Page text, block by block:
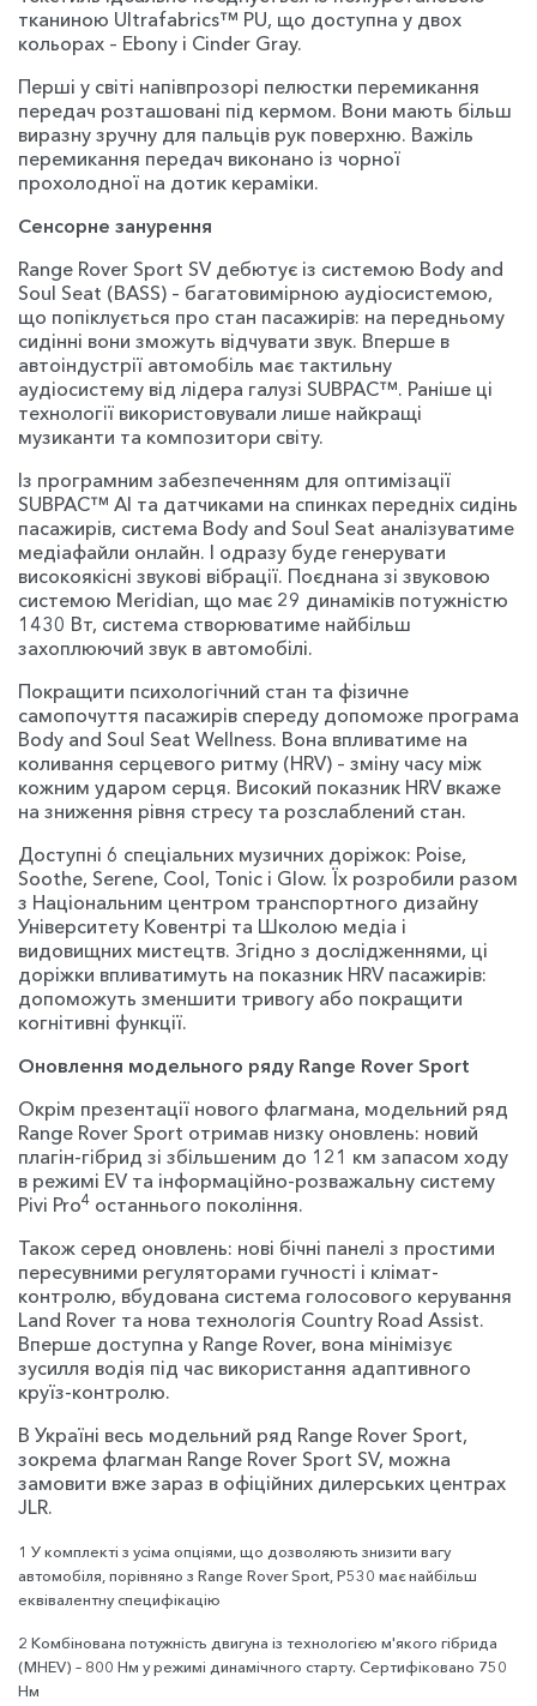
тканиною Ultrafabrics™ PU, що доступна у двох
кольорах – Ebony і Cinder Gray.
Перші у світі напівпрозорі пелюстки перемикання
передач розташовані під кермом. Вони мають більш
виразну зручну для пальців рук поверхню. Важіль
перемикання передач виконано із чорної
прохолодної на дотик кераміки.
Сенсорне занурення
Range Rover Sport SV дебютує із системою Body and
Soul Seat (BASS) – багатовимірною аудіосистемою,
що попіклується про стан пасажирів: на передньому
сидінні вони зможуть відчувати звук. Вперше в
автоіндустрії автомобіль має тактильну
аудіосистему від лідера галузі SUBPAC™. Раніше ці
технології використовували лише найкращі
музиканти та композитори світу.
Із програмним забезпеченням для оптимізації
SUBPAC™ AI та датчиками на спинках передніх сидінь
пасажирів, система Body and Soul Seat аналізуватиме
медіафайли онлайн. І одразу буде генерувати
високоякісні звукові вібрації. Поєднана зі звуковою
системою Meridian, що має 29 динаміків потужністю
1430 Вт, система створюватиме найбільш
захоплюючий звук в автомобілі.
Покращити психологічний стан та фізичне
самопочуття пасажирів спереду допоможе програма
Body and Soul Seat Wellness. Вона впливатиме на
коливання серцевого ритму (HRV) – зміну часу між
кожним ударом серця. Високий показник HRV вкаже
на зниження рівня стресу та розслаблений стан.
Доступні 6 спеціальних музичних доріжок: Poise,
Soothe, Serene, Cool, Tonic і Glow. Їх розробили разом
з Національним центром транспортного дизайну
Університету Ковентрі та Школою медіа і
видовищних мистецтв. Згідно з дослідженнями, ці
доріжки впливатимуть на показник HRV пасажирів:
допоможуть зменшити тривогу або покращити
когнітивні функції.
Оновлення модельного ряду Range Rover Sport
Окрім презентації нового флагмана, модельний ряд
Range Rover Sport отримав низку оновлень: новий
плагін-гібрид зі збільшеним до 121 км запасом ходу
в режимі EV та інформаційно-розважальну систему
Pivi Pro4 останнього покоління.
Також серед оновлень: нові бічні панелі з простими
пересувними регуляторами гучності і клімат-
контролю, вбудована система голосового керування
Land Rover та нова технологія Country Road Assist.
Вперше доступна у Range Rover, вона мінімізує
зусилля водія під час використання адаптивного
круїз-контролю.
В Україні весь модельний ряд Range Rover Sport,
зокрема флагман Range Rover Sport SV, можна
замовити вже зараз в офіційних дилерських центрах
JLR.
1 У комплекті з усіма опціями, що дозволяють знизити вагу
автомобіля, порівняно з Range Rover Sport, P530 має найбільш
еквівалентну специфікацію
2 Комбінована потужність двигуна із технологією м'якого гібрида
(MHEV) – 800 Нм у режимі динамічного старту. Сертифіковано 750
Нм